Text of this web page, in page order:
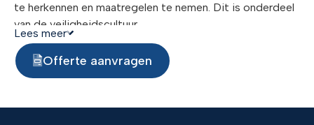
te herkennen en maatregelen te nemen. Dit is onderdeel
van de veiligheidscultuur.
Ook kleding speelt naast beveiligingselementen een
grote rol. Zorg dat uw medewerkers het juiste schoeisel
Lees meer
Offerte aanvragen